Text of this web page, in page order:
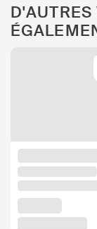
D'AUTRES